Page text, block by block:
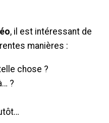
, il est intéressant de
manières :
chose ?
?